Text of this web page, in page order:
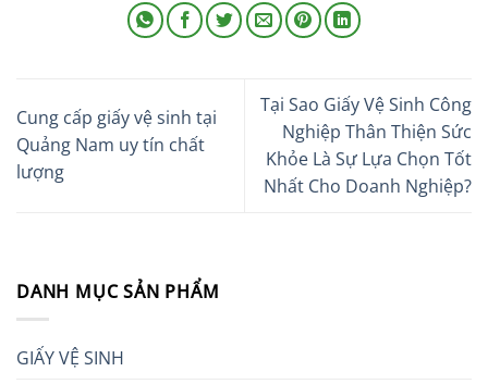
Cung cấp giấy vệ sinh tại
Quảng Nam uy tín chất
lượng
Tại Sao Giấy Vệ Sinh Công
Nghiệp Thân Thiện Sức
Khỏe Là Sự Lựa Chọn Tốt
Nhất Cho Doanh Nghiệp?
DANH MỤC SẢN PHẨM
GIẤY VỆ SINH